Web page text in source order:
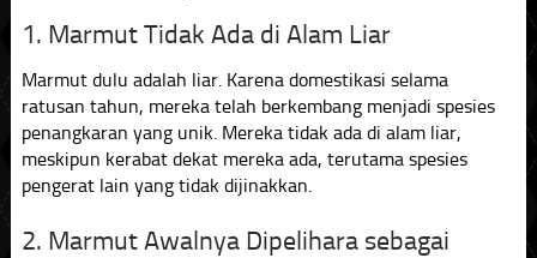
1. Marmut Tidak Ada di Alam Liar
Marmut dulu adalah liar. Karena domestikasi selama
ratusan tahun, mereka telah berkembang menjadi spesies
penangkaran yang unik. Mereka tidak ada di alam liar,
meskipun kerabat dekat mereka ada, terutama spesies
pengerat lain yang tidak dijinakkan.
2. Marmut Awalnya Dipelihara sebagai